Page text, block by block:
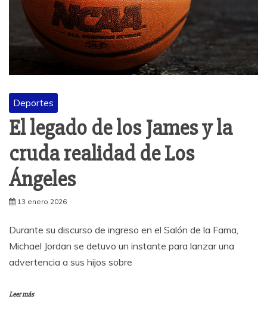
Deportes
El legado de los James y la
cruda realidad de Los
Ángeles
13 enero 2026
Durante su discurso de ingreso en el Salón de la Fama,
Michael Jordan se detuvo un instante para lanzar una
advertencia a sus hijos sobre
Leer más